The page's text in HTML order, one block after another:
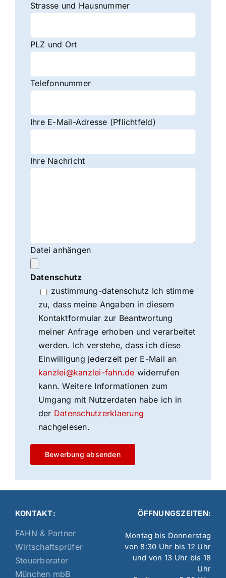
Strasse und Hausnummer
PLZ und Ort
Telefonnummer
Ihre E-Mail-Adresse (Pflichtfeld)
Ihre Nachricht
Datei anhängen
Datenschutz
zustimmung-datenschutz Ich stimme
zu, dass meine Angaben in diesem
Kontaktformular zur Beantwortung
meiner Anfrage erhoben und verarbeitet
werden. Ich verstehe, dass ich diese
Einwilligung jederzeit per E-Mail an
kanzlei@kanzlei-fahn.de widerrufen
kann. Weitere Informationen zum
Umgang mit Nutzerdaten habe ich in
der Datenschutzerklaerung
nachgelesen.
KONTAKT:
FAHN & Partner
Wirtschaftsprüfer
Steuerberater
München mbB
ÖFFNUNGSZEITEN:
Montag bis Donnerstag
von 8:30 Uhr bis 12 Uhr
und von 13 Uhr bis 18
Uhr